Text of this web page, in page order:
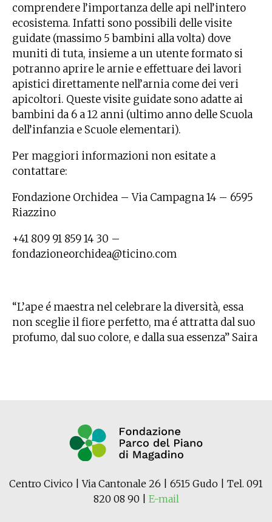
comprendere l’importanza delle api nell’intero
ecosistema. Infatti sono possibili delle visite
guidate (massimo 5 bambini alla volta) dove
muniti di tuta, insieme a un utente formato si
potranno aprire le arnie e effettuare dei lavori
apistici direttamente nell’arnia come dei veri
apicoltori. Queste visite guidate sono adatte ai
bambini da 6 a 12 anni (ultimo anno delle Scuola
dell’infanzia e Scuole elementari).
Per maggiori informazioni non esitate a
contattare:
Fondazione Orchidea – Via Campagna 14 – 6595
Riazzino
+41 809 91 859 14 30 –
fondazioneorchidea@ticino.com
“L’ape é maestra nel celebrare la diversità, essa
non sceglie il fiore perfetto, ma é attratta dal suo
profumo, dal suo colore, e dalla sua essenza” Saira
Centro Civico | Via Cantonale 26 | 6515 Gudo | Tel. 091
820 08 90 | E-mail